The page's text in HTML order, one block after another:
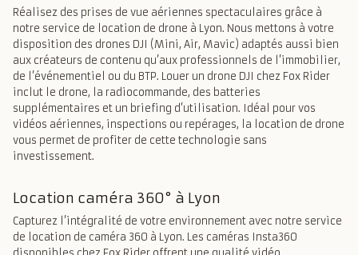
Réalisez des prises de vue aériennes spectaculaires grâce à
notre service de location de drone à Lyon. Nous mettons à votre
disposition des drones DJI (Mini, Air, Mavic) adaptés aussi bien
aux créateurs de contenu qu’aux professionnels de l’immobilier,
de l’événementiel ou du BTP. Louer un drone DJI chez Fox Rider
inclut le drone, la radiocommande, des batteries
supplémentaires et un briefing d’utilisation. Idéal pour vos
vidéos aériennes, inspections ou repérages, la location de drone
vous permet de profiter de cette technologie sans
investissement.
Location caméra 360° à Lyon
Capturez l’intégralité de votre environnement avec notre service
de location de caméra 360 à Lyon. Les caméras Insta360